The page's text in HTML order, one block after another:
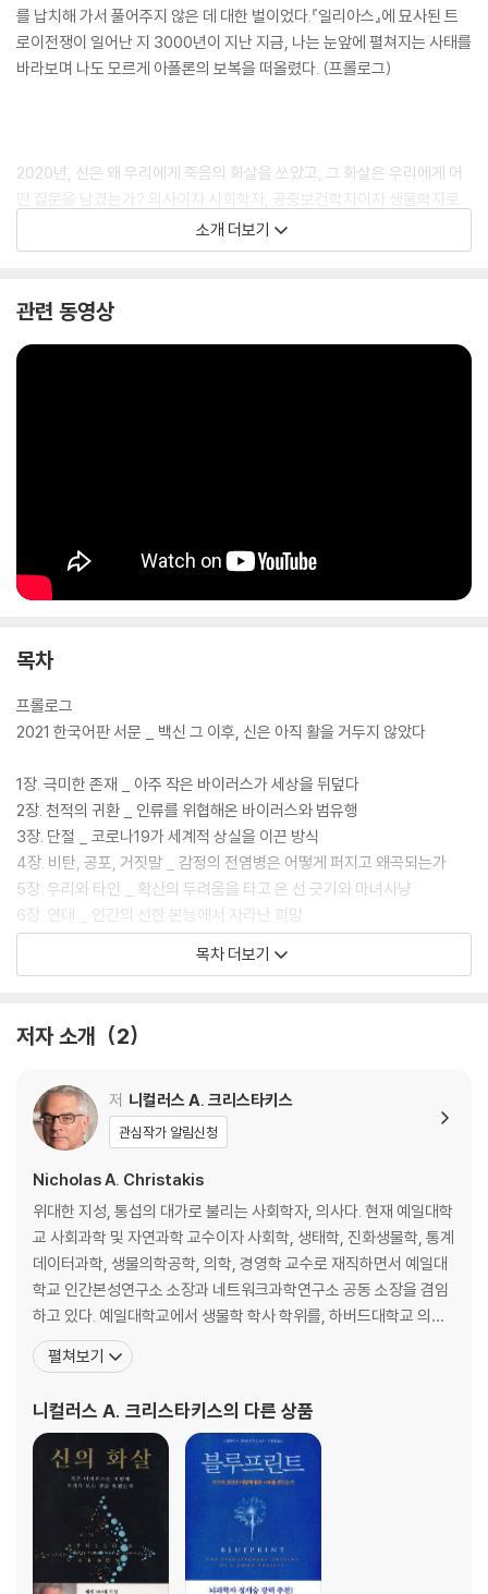
를 납치해 가서 풀어주지 않은 데 대한 벌이었다.『일리아스』에 묘사된 트
로이전쟁이 일어난 지 3000년이 지난 지금, 나는 눈앞에 펼쳐지는 사태를
바라보며 나도 모르게 아폴론의 보복을 떠올렸다. (프롤로그)
2020년, 신은 왜 우리에게 죽음의 화살을 쏘았고, 그 화살은 우리에게 어
떤 질문을 남겼는가? 의사이자 사회학자, 공중보건학자이자 생물학자로
활동하며 《포린 폴리시》 선정 ‘세계 100대 지성’에 이름을 올린 저자 니컬
러스 A. 크리스타키스. 그는 이 질문에 응답하기 위해 의학, 사회학, 역학,
한 지혜를 전한다.
저자의 통합적이고 균형 잡힌 시선은 그동안 포스트 코로나 담론에서 공백
으로 남을 수밖에 없었던 자리까지 훑어나간다. 그는 이 책에서 시종일관
눈에 보이지 않는 바이러스 코로나19가 밝힌 현 인류의 현실과 ‘바이러스
의 강력한 힘이 인간의 진화한 사회적 본성을 만났을 때 벌어지는 일’에 대
해 가장 정교하고 분석적이며 객관적으로 탐구해나간다. 특히 2021년 6월
기준, 전 세계가 백신 이후 넥스트 코로나를 맞이하는 시점에서 크리스타
키스는 한국어판에 특별한 서문과 후기를 보태며 냉철한 눈으로 ‘이후의
시대’를 예측한다.
소개 더보기
관련 동영상
목차
프롤로그
2021 한국어판 서문 _ 백신 그 이후, 신은 아직 활을 거두지 않았다
1장. 극미한 존재 _ 아주 작은 바이러스가 세상을 뒤덮다
2장. 천적의 귀환 _ 인류를 위협해온 바이러스와 범유행
3장. 단절 _ 코로나19가 세계적 상실을 이끈 방식
4장. 비탄, 공포, 거짓말 _ 감정의 전염병은 어떻게 퍼지고 왜곡되는가
5장. 우리와 타인 _ 확산의 두려움을 타고 온 선 긋기와 마녀사냥
6장. 연대 _ 인간의 선한 본능에서 자라난 희망
7장. 변화 _ 무엇이 변하고 무엇이 남아 있을까
8장. 전염병의 종식 _ 혼돈이 지나간 자리, 인류의 길을 묻다
목차 더보기
저자 소개 2
저 니컬러스 A. 크리스타키스
관심작가 알림신청
Nicholas A. Christakis
위대한 지성, 통섭의 대가로 불리는 사회학자, 의사다. 현재 예일대학
교 사회과학 및 자연과학 교수이자 사회학, 생태학, 진화생물학, 통계
데이터과학, 생물의학공학, 의학, 경영학 교수로 재직하면서 예일대
학교 인간본성연구소 소장과 네트워크과학연구소 공동 소장을 겸임
하고 있다. 예일대학교에서 생물학 학사 학위를, 하버드대학교 의과
대학에서 박사 학위와 공중보건학 석사 학위를, 펜실베이니아대학교
에서 사회학 박사 학위를 받았다. 1995년부터 시카고대학교 사회학
의료사회학 및 의과대학 교수로 근무했다. 2013년 예일대
펼쳐보기
니컬러스 A. 크리스타키스의 다른 상품